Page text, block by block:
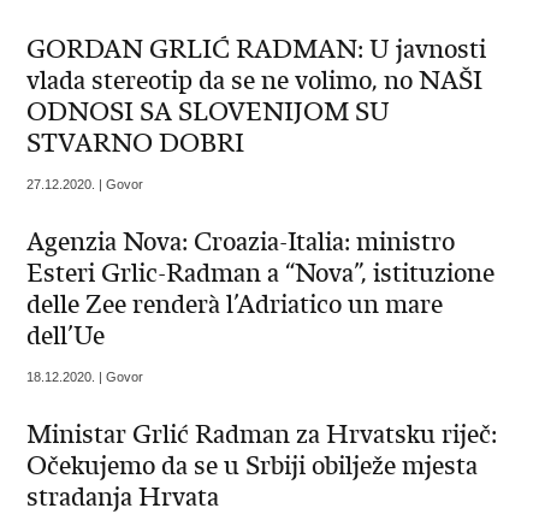
GORDAN GRLIĆ RADMAN: U javnosti
vlada stereotip da se ne volimo, no NAŠI
ODNOSI SA SLOVENIJOM SU
STVARNO DOBRI
27.12.2020. | Govor
Agenzia Nova: Croazia-Italia: ministro
Esteri Grlic-Radman a “Nova”, istituzione
delle Zee renderà l’Adriatico un mare
dell’Ue
18.12.2020. | Govor
Ministar Grlić Radman za Hrvatsku riječ:
Očekujemo da se u Srbiji obilježe mjesta
stradanja Hrvata